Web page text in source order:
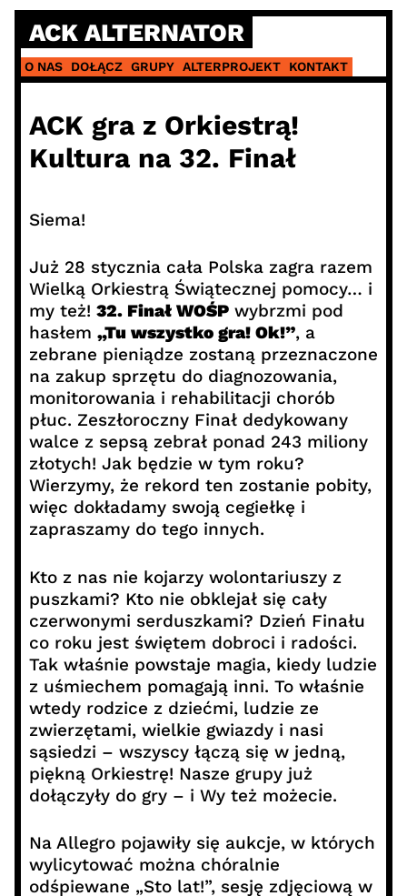
Skip
content
ACK ALTERNATOR
O NAS DOŁĄCZ GRUPY ALTERPROJEKT KONTAKT
ACK gra z Orkiestrą!
Kultura na 32. Finał
Siema!
Już 28 stycznia cała Polska zagra razem
Wielką Orkiestrą Świątecznej pomocy… i
my też! 32. Finał WOŚPwybrzmi pod
hasłem „Tu wszystko gra! Ok!”, a
zebrane pieniądze zostaną przeznaczone
na zakup sprzętu do diagnozowania,
monitorowania i rehabilitacji chorób
płuc. Zeszłoroczny Finał dedykowany
walce z sepsą zebrał ponad 243 miliony
złotych! Jak będzie w tym roku?
Wierzymy, że rekord ten zostanie pobity,
więc dokładamy swoją cegiełkę i
zapraszamy do tego innych.
Kto z nas nie kojarzy wolontariuszy z
puszkami? Kto nie obklejał się cały
czerwonymi serduszkami? Dzień Finału
co roku jest świętem dobroci i radości.
Tak właśnie powstaje magia, kiedy ludzie
z uśmiechem pomagają inni. To właśnie
wtedy rodzice z dziećmi, ludzie ze
zwierzętami, wielkie gwiazdy i nasi
sąsiedzi – wszyscy łączą się w jedną,
piękną Orkiestrę! Nasze grupy już
dołączyły do gry – i Wy też możecie.
Na Allegro pojawiły się aukcje, w których
wylicytować można chóralnie
odśpiewane „Sto lat!”, sesję zdjęciową w